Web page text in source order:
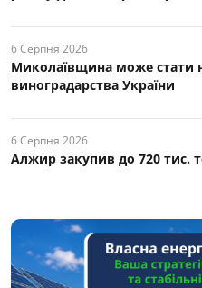
6 Серпня 2026
Миколаївщина може стати
виноградарства України
6 Серпня 2026
Алжир закупив до 720 тис.